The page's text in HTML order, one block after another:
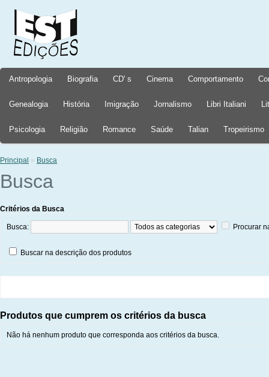
Antropologia Biografia CD' s Cinema Comportamento
Genealogia História Imigração Jornalismo Libri Italiani
Psicologia Religião Romance Saúde Talian Tropeirismo
Principal » Busca
Busca
Critérios da Busca
Busca: Procurar
Buscar na descrição dos produtos
Produtos que cumprem os critérios da busca
Não há nenhum produto que corresponda aos critérios da busca.